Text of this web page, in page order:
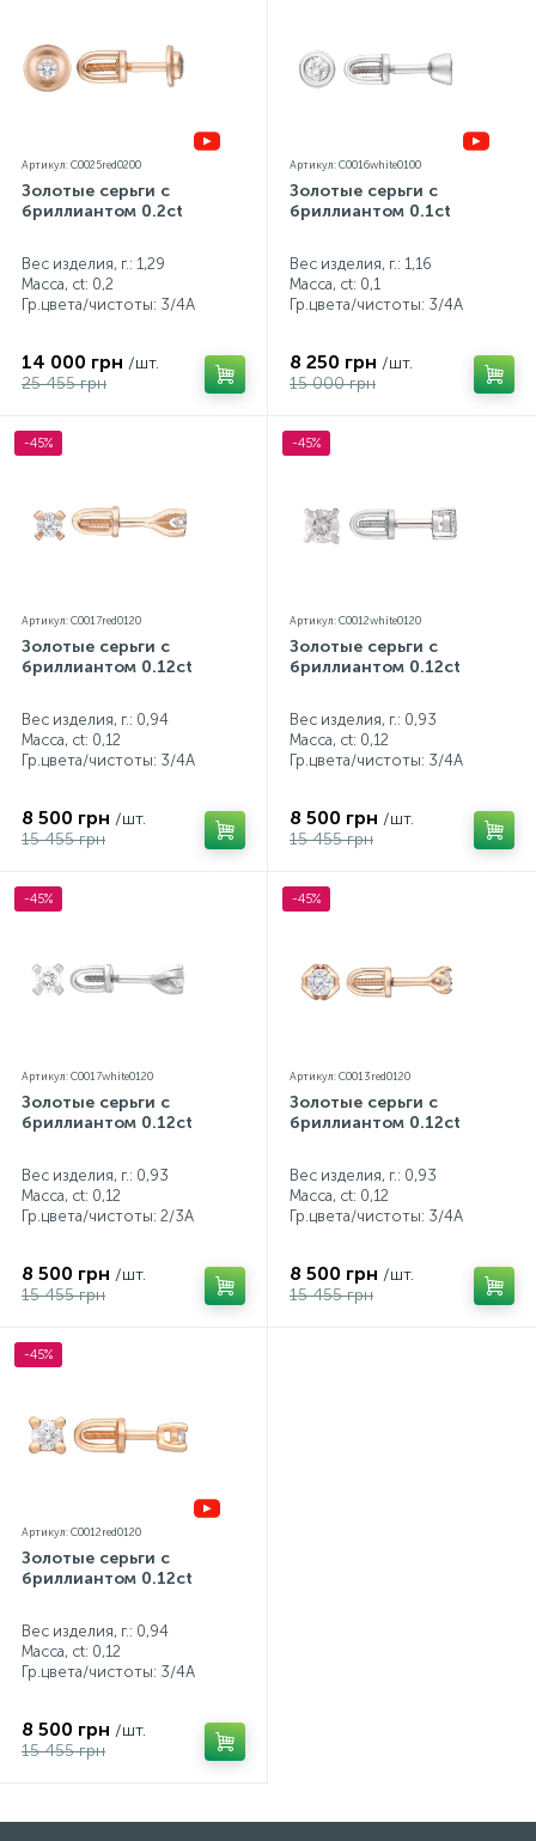
Артикул: C0025red0200
Золотые серьги с
бриллиантом 0.2ct
Вес изделия, г.: 1,29
Масса, ct: 0,2
Гр.цвета/чистоты: 3/4А
14 000 грн /шт.
25 455 грн
Артикул: C0016white0100
Золотые серьги с
бриллиантом 0.1ct
Вес изделия, г.: 1,16
Масса, ct: 0,1
Гр.цвета/чистоты: 3/4А
8 250 грн /шт.
15 000 грн
-45%
Артикул: C0017red0120
Золотые серьги с
бриллиантом 0.12ct
Вес изделия, г.: 0,94
Масса, ct: 0,12
Гр.цвета/чистоты: 3/4А
8 500 грн /шт.
15 455 грн
-45%
Артикул: C0012white0120
Золотые серьги с
бриллиантом 0.12ct
Вес изделия, г.: 0,93
Масса, ct: 0,12
Гр.цвета/чистоты: 3/4А
8 500 грн /шт.
15 455 грн
-45%
Артикул: C0017white0120
Золотые серьги с
бриллиантом 0.12ct
Вес изделия, г.: 0,93
Масса, ct: 0,12
Гр.цвета/чистоты: 2/3А
8 500 грн /шт.
15 455 грн
-45%
Артикул: C0013red0120
Золотые серьги с
бриллиантом 0.12ct
Вес изделия, г.: 0,93
Масса, ct: 0,12
Гр.цвета/чистоты: 3/4А
8 500 грн /шт.
15 455 грн
-45%
Артикул: C0012red0120
Золотые серьги с
бриллиантом 0.12ct
Вес изделия, г.: 0,94
Масса, ct: 0,12
Гр.цвета/чистоты: 3/4А
8 500 грн /шт.
15 455 грн